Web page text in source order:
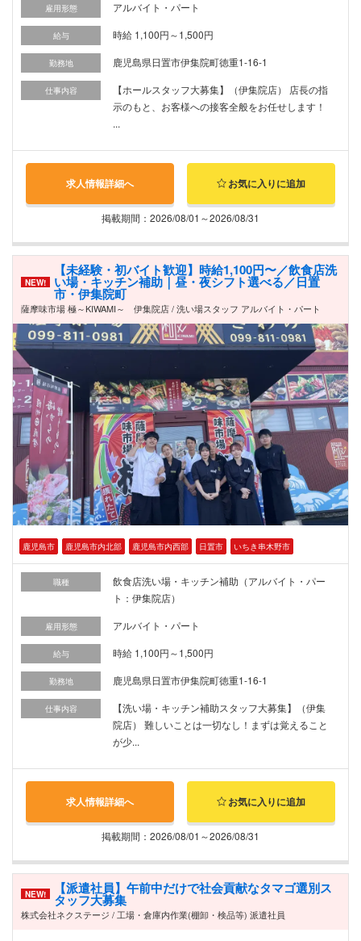
雇用形態 アルバイト・パート
給与 時給 1,100円～1,500円
勤務地 鹿児島県日置市伊集院町徳重1-16-1
仕事内容
【ホールスタッフ大募集】（伊集院店） 店長の指
示のもと、お客様への接客全般をお任せします！
...
求人情報詳細へ お気に入りに追加
掲載期間：2026/08/01～2026/08/31
NEW!
【未経験・初バイト歓迎】時給1,100円〜／飲食店洗
い場・キッチン補助｜昼・夜シフト選べる／日置
市・伊集院町
薩摩味市場 極～KIWAMI～ 伊集院店 / 洗い場スタッフ アルバイト・パート
鹿児島市 鹿児島市内北部 鹿児島市内西部 日置市 いちき串木野市
職種
飲食店洗い場・キッチン補助（アルバイト・パー
ト：伊集院店）
雇用形態 アルバイト・パート
給与 時給 1,100円～1,500円
勤務地 鹿児島県日置市伊集院町徳重1-16-1
仕事内容
【洗い場・キッチン補助スタッフ大募集】（伊集
院店） 難しいことは一切なし！まずは覚えること
が少...
求人情報詳細へ お気に入りに追加
掲載期間：2026/08/01～2026/08/31
NEW! 【派遣社員】午前中だけで社会貢献なタマゴ選別ス
タッフ大募集
株式会社ネクステージ / 工場・倉庫内作業(棚卸・検品等) 派遣社員